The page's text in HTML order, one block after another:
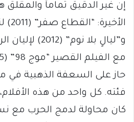
إن غير الدقيق تماماً والمقلق
و”ليالٍ بلا نوم”
حاز على السعفة الذهبية في
فئته. كل واحد من هذه
كان محاولة لدمج الحرب مع